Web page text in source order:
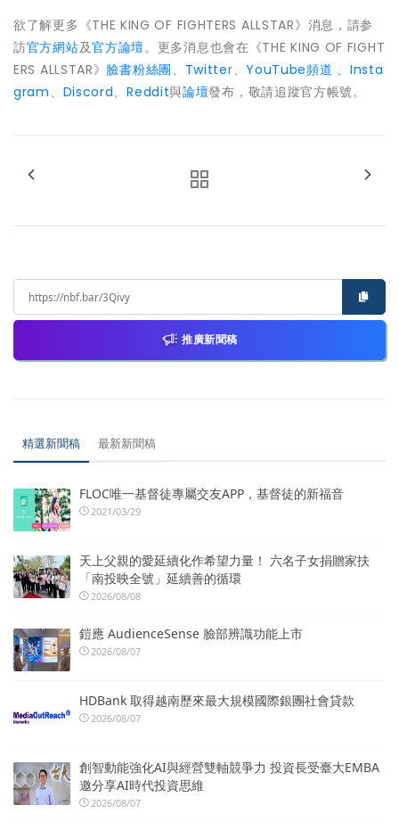
欲了解更多《THE KING OF FIGHTERS ALLSTAR》消息，請参
訪官方網站及官方論壇。更多消息也會在《THE KING OF FIGHT
ERS ALLSTAR》臉書粉絲團 、 Twitter、YouTube頻道 、 Insta
gram 、 Discord、Reddit與論壇發布，敬請追蹤官方帳號。
推廣新聞稿
精選新聞稿 最新新聞稿
FLOC唯一基督徒專屬交友APP，基督徒的新福音
2021/03/29
天上父親的愛延續化作希望力量！ 六名子女捐贈家扶
「南投映全號」延續善的循環
2026/08/08
鎧應 AudienceSense 臉部辨識功能上市
2026/08/07
HDBank 取得越南歷來最大規模國際銀團社會貸款
2026/08/07
創智動能強化AI與經營雙軸競爭力 投資長受臺大EMBA
邀分享AI時代投資思維
2026/08/07